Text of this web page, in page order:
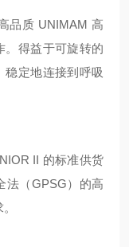
品质 UNIMAM 高
。得益于可旋转的
稳定地连接到呼吸
II 的标准供货
法（GPSG）的高